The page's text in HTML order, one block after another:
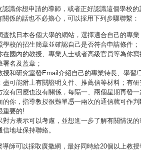
認識你想申請的導師，或者正好認識這個學校
關係的話也不必擔心，可以採用下列步驟聯繫：
查找日本各個大學的網站，選擇適合自己的專業
學校的招生簡章並確認自己是否符合申請條件；
在國內的教授、專業人士或者高級官員等為你
署名及蓋章；
授和研究室發Email介紹自己的專業特長、學習
盡可能附上有關證明文件、推薦信等材料；有
沒有回應也沒有關係，每隔一、兩個星期再發
的你，指導教授很難單憑一兩次的通信就可作
重要的!
對方表示可以考慮，並想進一步了解有關情況
信地址保持聯絡。
導師可以採取廣撒網，最好同時給20個以上教